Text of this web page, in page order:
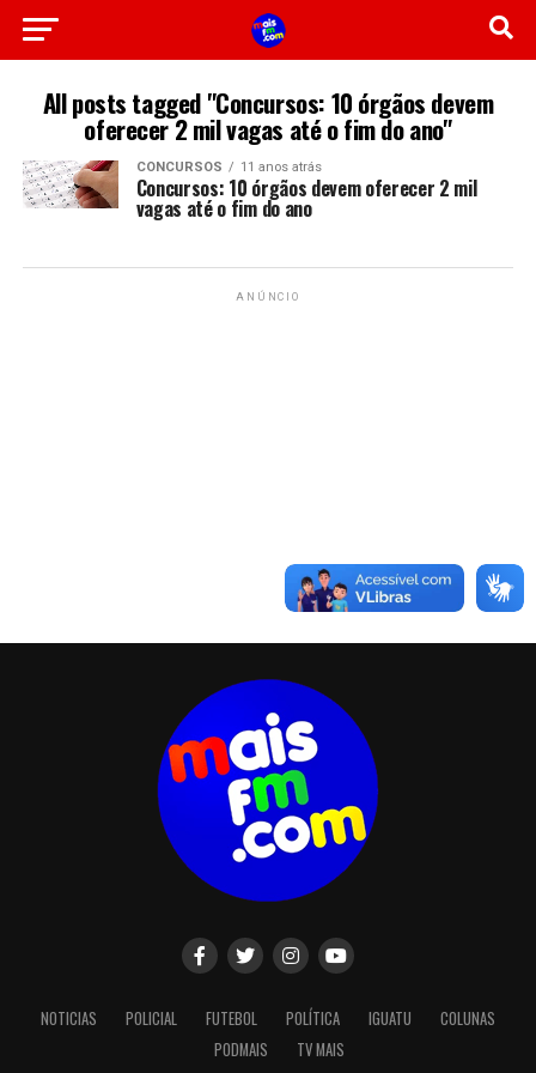
All posts tagged "Concursos: 10 órgãos devem
oferecer 2 mil vagas até o fim do ano"
CONCURSOS 11 anos atrás
Concursos: 10 órgãos devem oferecer 2 mil
vagas até o fim do ano
ANÚNCIO
NOTICIAS POLICIAL FUTEBOL POLÍTICA IGUATU
COLUNAS
PODMAIS
TV MAIS